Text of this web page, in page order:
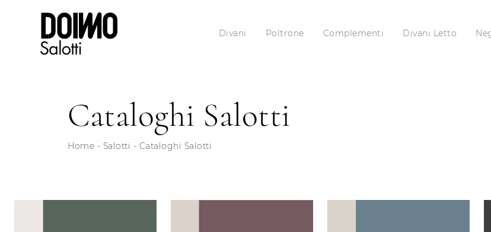
Divani Poltrone Complementi Divani Letto
Cataloghi Salotti
Home - Salotti - Cataloghi Salotti